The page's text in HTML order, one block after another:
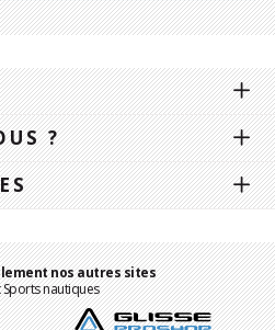
?
nos autres sites
nautiques